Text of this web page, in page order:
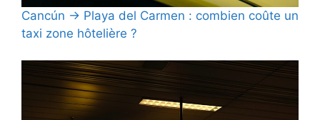
Cancún → Playa del Carmen : combien coûte un
taxi zone hôtelière ?